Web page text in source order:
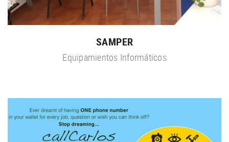
SAMPER
Equipamientos Informáticos